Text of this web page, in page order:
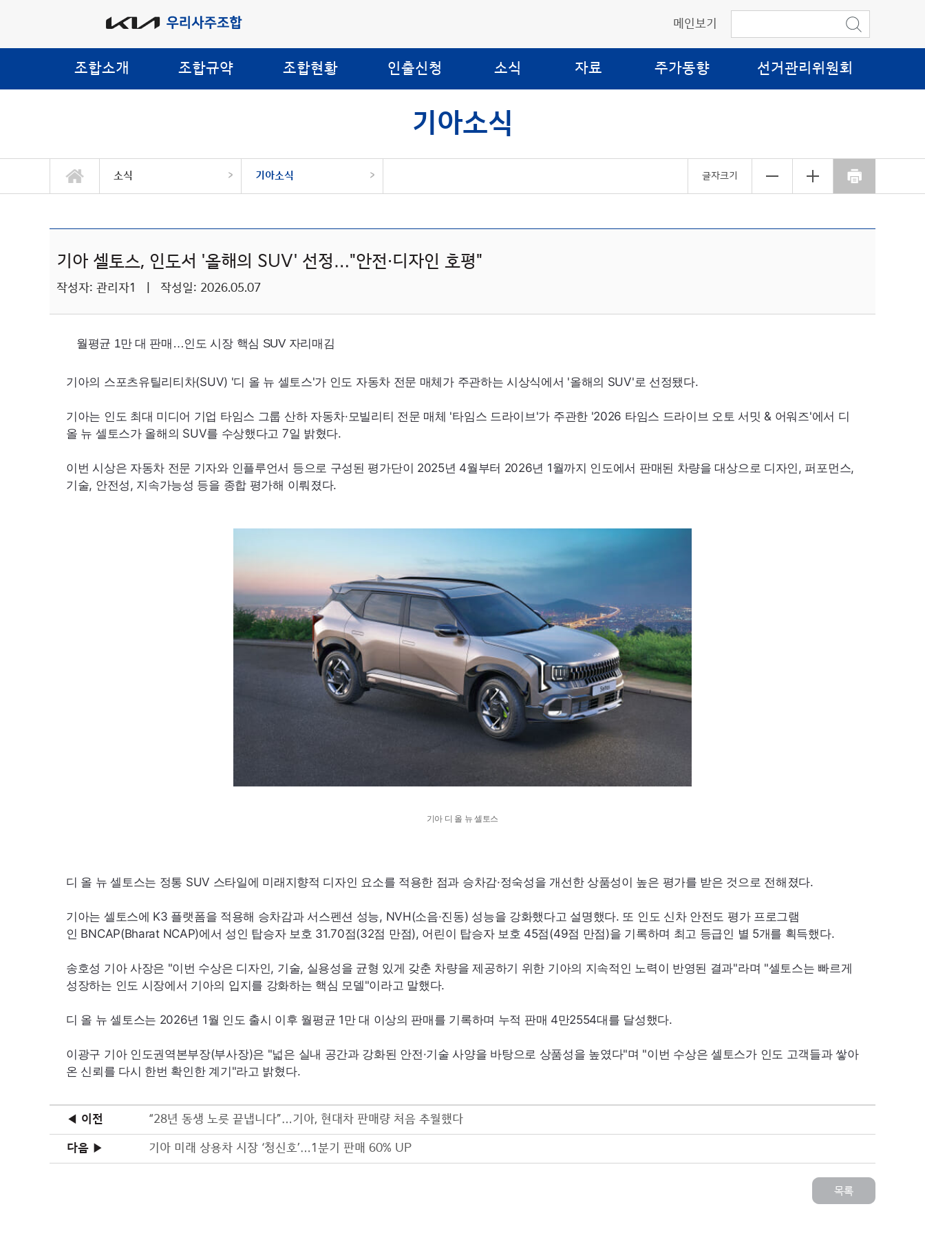
메인보기
조합소개 조합규약 조합현황 인출신청 소식 자료 주가동향 선거관리위원회
기아소식
소식 > 기아소식 > 글자크기
기아 셀토스, 인도서 '올해의 SUV' 선정…"안전·디자인 호평"
작성자: 관리자1 | 작성일: 2026.05.07
월평균 1만 대 판매…인도 시장 핵심 SUV자리매김
기아의 스포츠유틸리티차(SUV) '디 올 뉴 셀토스'가 인도 자동차 전문 매체가 주관하는 시상식에서 '올해의 SUV'로 선정됐다.
기아는 인도 최대 미디어 기업 타임스 그룹 산하 자동차·모빌리티 전문 매체 '타임스 드라이브'가 주관한 '2026 타임스 드라이브 오토 서밋 & 어워즈'에서 디
올 뉴 셀토스가 올해의 SUV를 수상했다고 7일 밝혔다.
이번 시상은 자동차 전문 기자와 인플루언서 등으로 구성된 평가단이 2025년 4월부터 2026년 1월까지 인도에서 판매된 차량을 대상으로 디자인, 퍼포먼스,
기술, 안전성, 지속가능성 등을 종합 평가해 이뤄졌다.
기아 디 올 뉴 셀토스
디 올 뉴 셀토스는 정통 SUV 스타일에 미래지향적 디자인 요소를 적용한 점과 승차감·정숙성을 개선한 상품성이 높은 평가를 받은 것으로 전해졌다.
기아는 셀토스에 K3 플랫폼을 적용해 승차감과 서스펜션 성능, NVH(소음·진동) 성능을 강화했다고 설명했다. 또 인도 신차 안전도 평가 프로그램
인 BNCAP(Bharat NCAP)에서 성인 탑승자 보호 31.70점(32점 만점), 어린이 탑승자 보호 45점(49점 만점)을 기록하며 최고 등급인 별 5개를 획득했다.
송호성 기아 사장은 "이번 수상은 디자인, 기술, 실용성을 균형 있게 갖춘 차량을 제공하기 위한 기아의 지속적인 노력이 반영된 결과"라며 "셀토스는 빠르게
성장하는 인도 시장에서 기아의 입지를 강화하는 핵심 모델"이라고 말했다.
디 올 뉴 셀토스는 2026년 1월 인도 출시 이후 월평균 1만 대 이상의 판매를 기록하며 누적 판매 4만2554대를 달성했다.
이광구 기아 인도권역본부장(부사장)은 "넓은 실내 공간과 강화된 안전·기술 사양을 바탕으로 상품성을 높였다"며 "이번 수상은 셀토스가 인도 고객들과 쌓아
온 신뢰를 다시 한번 확인한 계기"라고 밝혔다.
◀ 이전 “28년 동생 노릇 끝냅니다”…기아, 현대차 판매량 처음 추월했다
다음 ▶ 기아 미래 상용차 시장 ‘청신호’…1분기 판매 60% UP